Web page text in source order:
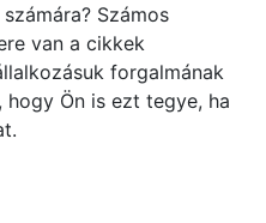
Számos
van a cikkek
forgalmának
hogy Ön is ezt tegye, ha